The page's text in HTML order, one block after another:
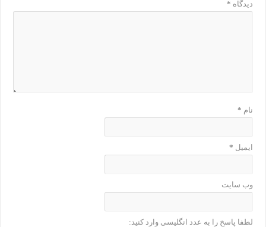
دیدگاه *
نام *
ایمیل *
وب‌ سایت
لطفا پاسخ را به عدد انگلیسی وارد کنید: